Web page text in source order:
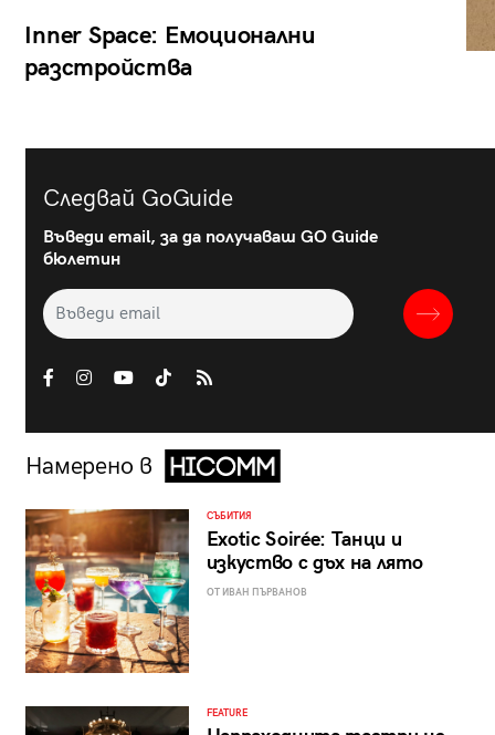
Inner Space: Емоционални
разстройства
Следвай GoGuide
Въведи email, за да получаваш GO Guide
бюлетин
Намерено в
СЪБИТИЯ
Exotic Soirée: Танци и
изкуство с дъх на лято
ОТ ИВАН ПЪРВАНОВ
FEATURE